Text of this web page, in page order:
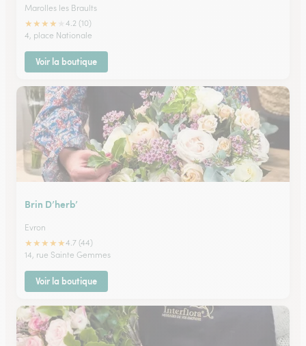
Marolles les Braults
★★★★
4.2 (10)
4, place Nationale
Voir la boutique
Brin D’herb’
Evron
★★★★★4.7 (44)
14, rue Sainte Gemmes
Voir la boutique